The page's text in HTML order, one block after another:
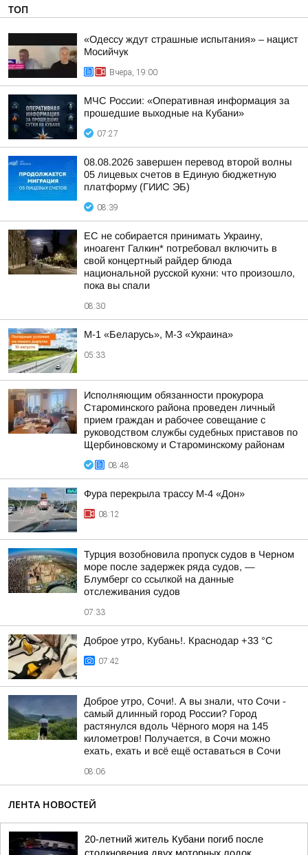
ТОП
«Одессу ждут страшные испытания» – нацист
Мосийчук
Вчера, 19:00
МЧС России: «Оперативная информация за
прошедшие выходные на Кубани»
07:27
08.08.2026 завершен перевод второй волны
05 лицевых счетов в Единую бюджетную
платформу (ГИИС ЭБ)
08:39
ЕС не собирается принимать Украину,
иноагент Галкин* потребовал включить в
свой концертный райдер блюда
национальной русской кухни: что произошло,
пока вы спали
08:30
М-1 «Беларусь», М-3 «Украина»
05:33
Исполняющим обязанности прокурора
Староминского района проведен личный
прием граждан и рабочее совещание с
руководством службы судебных приставов по
Щербиновскому и Староминскому районам
08:48
Фура перекрыла трассу М-4 «Дон»
08:12
Турция возобновила пропуск судов в Черном
море после задержек ряда судов, —
Блумберг со ссылкой на данные
отслеживания судов
07:33
Доброе утро, Кубань!. Краснодар +33 °С
07:42
Доброе утро, Сочи!. А вы знали, что Сочи -
самый длинный город России? Город
растянулся вдоль Чёрного моря на 145
километров! Получается, в Сочи можно
ехать, ехать и всё ещё оставаться в Сочи
08:06
ЛЕНТА НОВОСТЕЙ
20-летний житель Кубани погиб после